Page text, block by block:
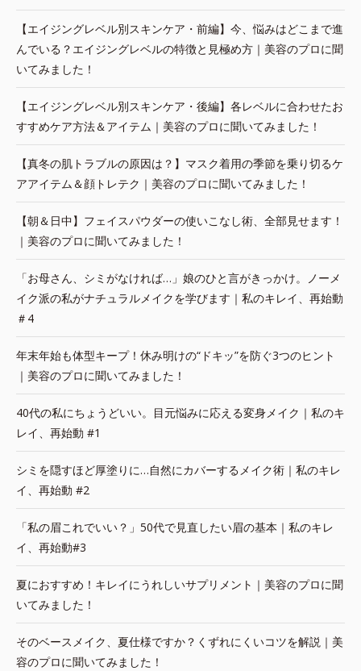
【エイジングレベル別スキンケア・前編】今、悩みはどこまで進
んでいる？エイジングレベルの特徴と見極め方｜美容のプロに聞
いてみました！
【エイジングレベル別スキンケア・後編】各レベルに合わせたお
すすめケア方法＆アイテム｜美容のプロに聞いてみました！
【真冬の肌トラブルの原因は？】マスク着用の季節を乗り切るケ
アアイテム＆顔トレテク｜美容のプロに聞いてみました！
【朝＆日中】フェイスパウダーの使いこなし術、全部見せます！
｜美容のプロに聞いてみました！
「お母さん、シミがなければ…」娘のひと言がきっかけ。ノーメ
イク派の私がナチュラルメイクを学びます｜私のキレイ、再始動
＃4
年末年始も体型キープ！休み明けの“ドキッ”を防ぐ3つのヒント
｜美容のプロに聞いてみました！
40代の私にちょうどいい。目元悩みに応える変身メイク｜私のキ
レイ、再始動 #1
シミを隠すほど厚塗りに…自然にカバーするメイク術｜私のキレ
イ、再始動 #2
「私の眉これでいい？」50代で見直したい眉の基本｜私のキレ
イ、再始動#3
夏におすすめ！キレイにうれしいサプリメント｜美容のプロに聞
いてみました！
そのベースメイク、夏仕様ですか？くずれにくいコツを解説｜美
容のプロに聞いてみました！